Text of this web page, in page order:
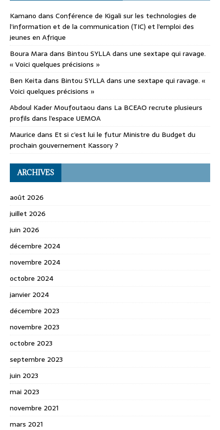
Kamano dans Conférence de Kigali sur les technologies de
l’information et de la communication (TIC) et l’emploi des
jeunes en Afrique
Boura Mara dans Bintou SYLLA dans une sextape qui ravage.
« Voici quelques précisions »
Ben Keita dans Bintou SYLLA dans une sextape qui ravage. «
Voici quelques précisions »
Abdoul Kader Moufoutaou dans La BCEAO recrute plusieurs
profils dans l’espace UEMOA
Maurice dans Et si c’est lui le futur Ministre du Budget du
prochain gouvernement Kassory ?
ARCHIVES
août 2026
juillet 2026
juin 2026
décembre 2024
novembre 2024
octobre 2024
janvier 2024
décembre 2023
novembre 2023
octobre 2023
septembre 2023
juin 2023
mai 2023
novembre 2021
mars 2021